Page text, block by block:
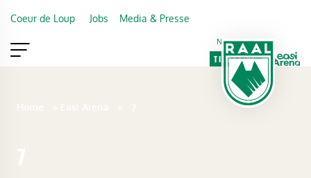
Coeur de Loup Jobs Media & Presse
Newsletter
TICKETING
VIP
FAN SHOP